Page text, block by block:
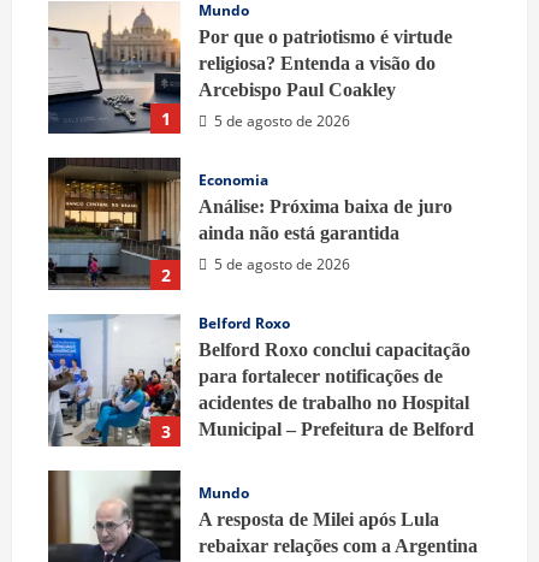
1
Mundo
Por que o patriotismo é virtude
religiosa? Entenda a visão do
Arcebispo Paul Coakley
5 de agosto de 2026
2
Economia
Análise: Próxima baixa de juro
ainda não está garantida
5 de agosto de 2026
3
Belford Roxo
Belford Roxo conclui capacitação
para fortalecer notificações de
acidentes de trabalho no Hospital
Municipal – Prefeitura de Belford
5 de agosto de 2026
Mundo
A resposta de Milei após Lula
rebaixar relações com a Argentina